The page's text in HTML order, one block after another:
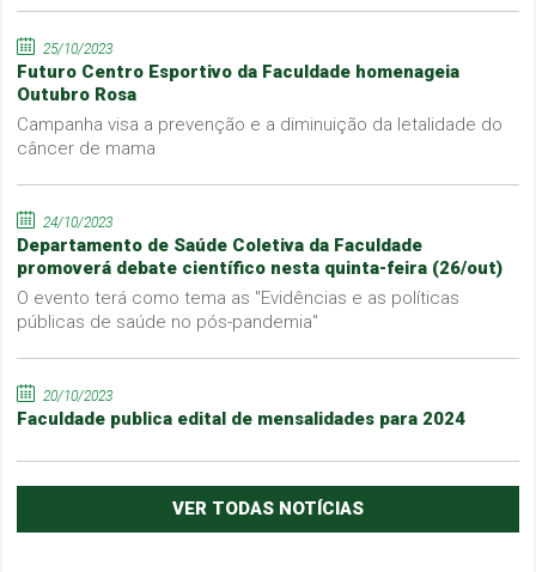
25/10/2023
Futuro Centro Esportivo da Faculdade homenageia
Outubro Rosa
Campanha visa a prevenção e a diminuição da letalidade do
câncer de mama
24/10/2023
Departamento de Saúde Coletiva da Faculdade
promoverá debate científico nesta quinta-feira (26/out)
O evento terá como tema as "Evidências e as políticas
públicas de saúde no pós-pandemia"
20/10/2023
Faculdade publica edital de mensalidades para 2024
VER TODAS NOTÍCIAS